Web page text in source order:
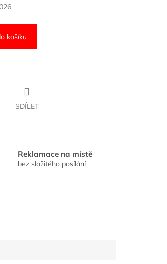
košíku
SDÍLET
Reklamace na místě
bez složitého posílání